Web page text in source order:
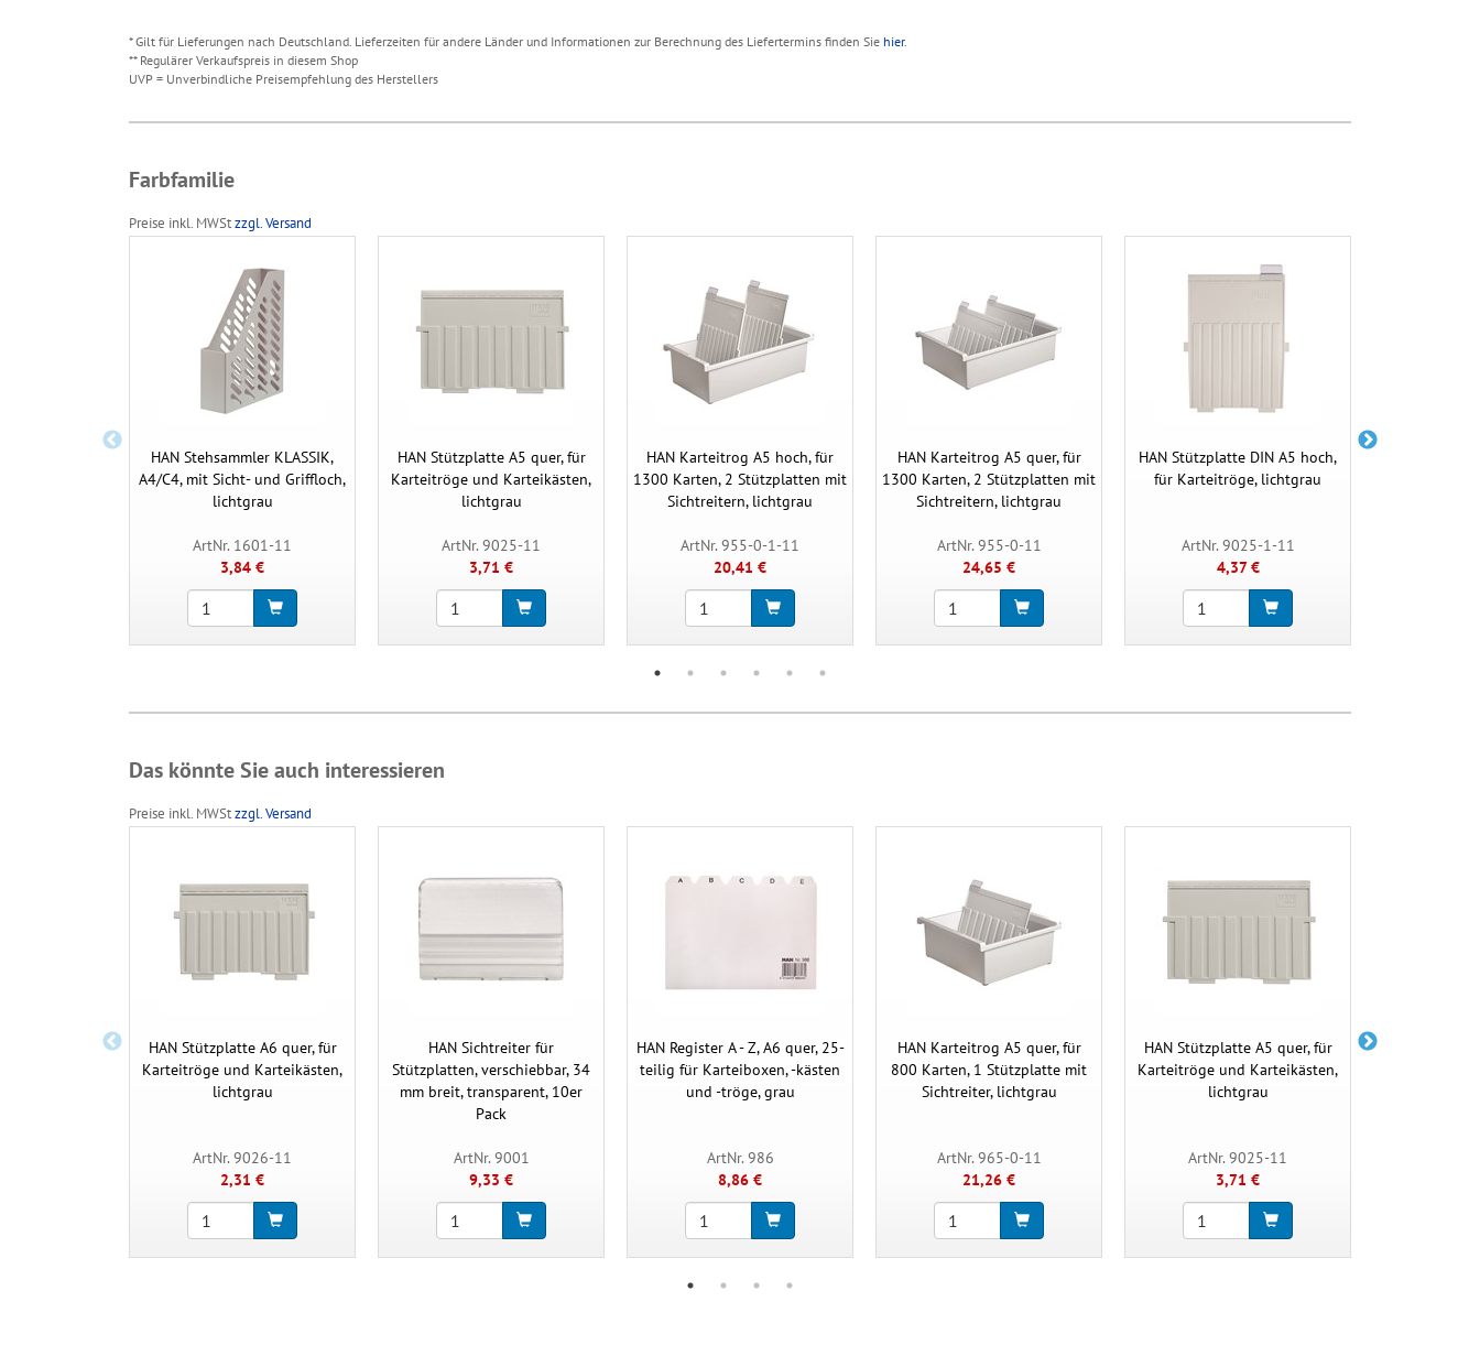
* Gilt für Lieferungen nach Deutschland. Lieferzeiten für andere Länder und Informationen zur Berechnung des Liefertermins finden Sie hier.
** Regulärer Verkaufspreis in diesem Shop
UVP = Unverbindliche Preisempfehlung des Herstellers
Farbfamilie
Preise inkl. MWStzzgl. Versand
HAN Stehsammler KLASSIK,
A4/C4, mit Sicht- und Griffloch,
lichtgrau
ArtNr. 1601-11
3,84 €
HAN Stützplatte A5 quer, für
Karteitröge und Karteikästen,
lichtgrau
ArtNr. 9025-11
3,71 €
HAN Karteitrog A5 hoch, für
1300 Karten, 2 Stützplatten mit
Sichtreitern, lichtgrau
ArtNr. 955-0-1-11
20,41 €
HAN Karteitrog A5 quer, für
1300 Karten, 2 Stützplatten mit
Sichtreitern, lichtgrau
ArtNr. 955-0-11
24,65 €
HAN Stützplatte DIN A5 hoch,
für Karteitröge, lichtgrau
ArtNr. 9025-1-11
4,37 €
Das könnte Sie auch interessieren
Preise inkl. MWStzzgl. Versand
HAN Stützplatte A6 quer, für
Karteitröge und Karteikästen,
lichtgrau
ArtNr. 9026-11
2,31 €
HAN Sichtreiter für
Stützplatten, verschiebbar, 34
mm breit, transparent, 10er
Pack
ArtNr. 9001
9,33 €
HAN Register A - Z, A6 quer, 25-
teilig für Karteiboxen, -kästen
und -tröge, grau
ArtNr. 986
8,86 €
HAN Karteitrog A5 quer, für
800 Karten, 1 Stützplatte mit
Sichtreiter, lichtgrau
ArtNr. 965-0-11
21,26 €
HAN Stützplatte A5 quer, für
Karteitröge und Karteikästen,
lichtgrau
ArtNr. 9025-11
3,71 €